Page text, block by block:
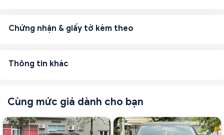
Chứng nhận & giấy tờ kèm theo
Thông tin khác
Cùng mức giá dành cho bạn